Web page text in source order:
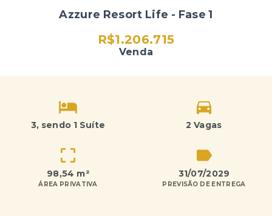
Azzure Resort Life - Fase 1
R$1.206.715
Venda
3, sendo 1 Suíte 2 Vagas
98,54 m²
ÁREA PRIVATIVA
31/07/2029
PREVISÃO DE ENTREGA